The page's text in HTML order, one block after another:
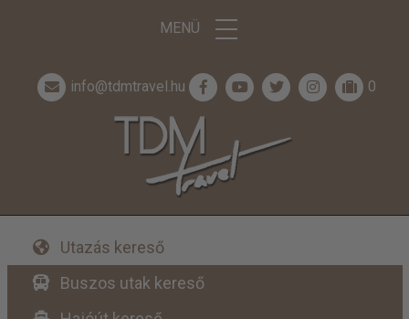
MENÜ
info@tdmtravel.hu 0
Utazás kereső
Buszos utak kereső